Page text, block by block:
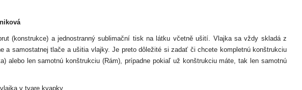
(konstrukce) a jednostranný sublimační tisk na látku včetně ušití. Vlajka sa vždy skladá z
a samostatnej tlače a ušitia vlajky. Je preto dôležité si zadať či chcete kompletnú konštrukciu
alebo len samotnú konštrukciu (Rám), prípadne pokiaľ už konštrukciu máte, tak len samotnú
v tvare kvapky